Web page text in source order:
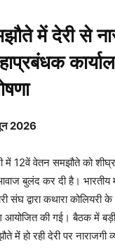
में देरी से
2026
में 12वें वेतन समझौते को
बुलंद कर दी है।
संघ द्वारा कथारा
आयोजित की गई। बैठक में
में हो रही देरी पर नाराजगी